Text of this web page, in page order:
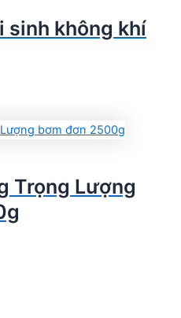
sinh không khí
Trọng Lượng